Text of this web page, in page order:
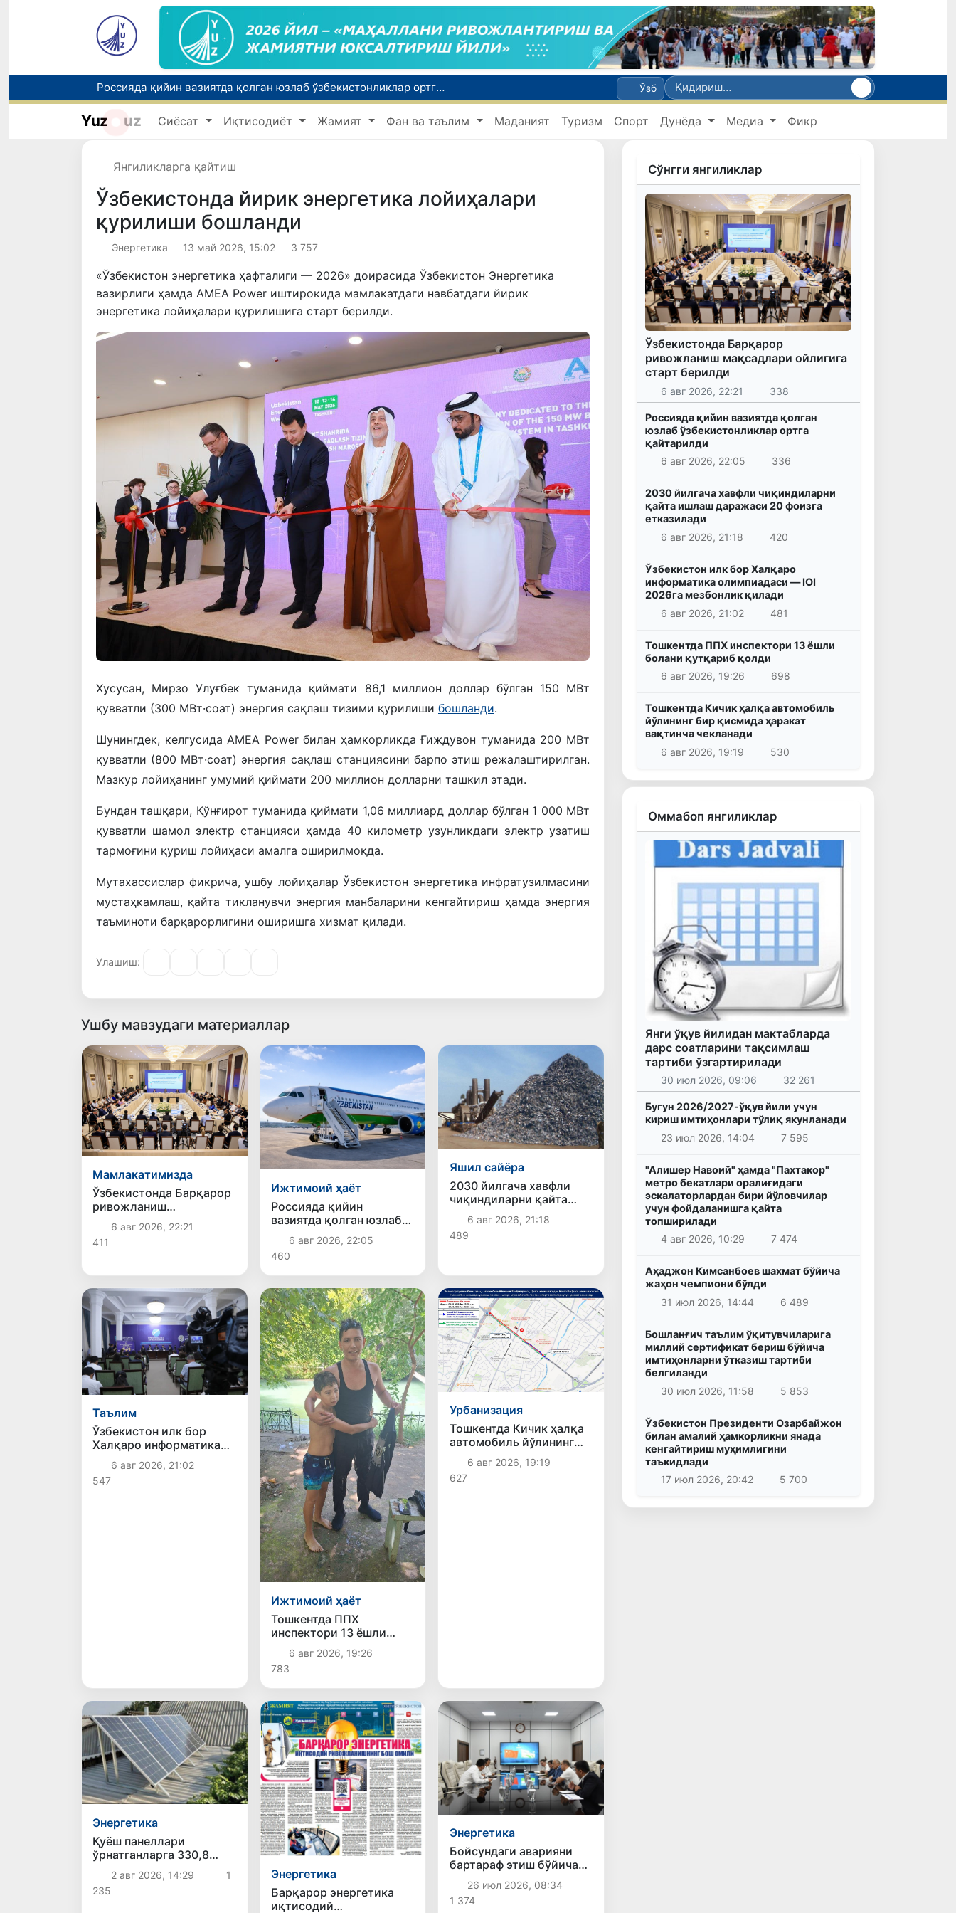
2030 йилгача хавфли чиқиндиларни қайта ишлаш даражаси 20 фоизга етказилади
Ўзбекистон илк бор Халқаро информатика олимпиадаси — IOI 2026га мезбонлик қилади
Тошкентда ППХ инспектори 13 ёшли болани қутқариб қолди
Ўзб
Yuz uz Сиёсат Иқтисодиёт Жамият Фан ва таълим Маданият Туризм Спорт Дунёда Медиа Фикр
Янгиликларга қайтиш
Ўзбекистонда йирик энергетика лойиҳалари
қурилиши бошланди
Энергетика 13 май 2026, 15:02 3 757
«Ўзбекистон энергетика ҳафталиги — 2026» доирасида Ўзбекистон Энергетика
вазирлиги ҳамда AMEA Power иштирокида мамлакатдаги навбатдаги йирик
энергетика лойиҳалари қурилишига старт берилди.
Хусусан, Мирзо Улуғбек туманида қиймати 86,1 миллион доллар бўлган 150 МВт
қувватли (300 МВт·соат) энергия сақлаш тизими қурилиши бошланди.
Шунингдек, келгусида AMEA Powerбилан ҳамкорликда Ғиждувон туманида 200 МВт
қувватли (800 МВт·соат) энергия сақлаш станциясини барпо этиш режалаштирилган.
Мазкур лойиҳанинг умумий қиймати 200 миллион долларни ташкил этади.
Бундан ташқари, Қўнғирот туманида қиймати 1,06 миллиард доллар бўлган 1 000 МВт
қувватли шамол электр станцияси ҳамда 40 километр узунликдаги электр узатиш
тармоғини қуриш лойиҳаси амалга оширилмоқда.
Мутахассислар фикрича, ушбу лойиҳалар Ўзбекистон энергетика инфратузилмасини
мустаҳкамлаш, қайта тикланувчи энергия манбаларини кенгайтириш ҳамда энергия
таъминоти барқарорлигини оширишга хизмат қилади.
Улашиш:
Ушбу мавзудаги материаллар
Мамлакатимизда
Ўзбекистонда Барқарор
ривожланиш
мақсадлари ойлигига
старт берилди
6 авг 2026, 22:21
411
Ижтимоий ҳаёт
Россияда қийин
вазиятда қолган юзлаб
ўзбекистонликлар ортга
қайтарилди
6 авг 2026, 22:05
460
Яшил сайёра
2030 йилгача хавфли
чиқиндиларни қайта
ишлаш даражаси 20
фоизга етказилади
6 авг 2026, 21:18
489
Таълим
Ўзбекистон илк бор
Халқаро информатика
олимпиадаси — IOI
2026га мезбонлик
қилади
6 авг 2026, 21:02
547
Ижтимоий ҳаёт
Тошкентда ППХ
инспектори 13 ёшли
болани қутқариб қолди
6 авг 2026, 19:26
783
Урбанизация
Тошкентда Кичик ҳалқа
автомобиль йўлининг
бир қисмида ҳаракат
вақтинча чекланади
6 авг 2026, 19:19
627
Энергетика
Қуёш панеллари
ўрнатганларга 330,8
млрд сўмдан зиёд
субсидия берилган
2 авг 2026, 14:29
1
235
Энергетика
Барқарор энергетика
иқтисодий
Энергетика
Бойсундаги аварияни
бартараф этиш бўйича
навбатдаги муҳим қадам
ташланмоқда
26 июл 2026, 08:34
1 374
Сўнгги янгиликлар
Ўзбекистонда Барқарор
ривожланиш мақсадлари ойлигига
старт берилди
6 авг 2026, 22:21 338
Россияда қийин вазиятда қолган
юзлаб ўзбекистонликлар ортга
қайтарилди
6 авг 2026, 22:05
336
2030 йилгача хавфли чиқиндиларни
қайта ишлаш даражаси 20 фоизга
етказилади
6 авг 2026, 21:18
420
Ўзбекистон илк бор Халқаро
информатика олимпиадаси — IOI
2026га мезбонлик қилади
6 авг 2026, 21:02
481
Тошкентда ППХ инспектори 13 ёшли
болани қутқариб қолди
6 авг 2026, 19:26
698
Тошкентда Кичик ҳалқа автомобиль
йўлининг бир қисмида ҳаракат
вақтинча чекланади
6 авг 2026, 19:19
530
Оммабоп янгиликлар
Янги ўқув йилидан мактабларда
дарс соатларини тақсимлаш
тартиби ўзгартирилади
30 июл 2026, 09:06 32 261
Бугун 2026/2027-ўқув йили учун
кириш имтиҳонлари тўлиқ якунланади
23 июл 2026, 14:04
7 595
"Алишер Навоий" ҳамда "Пахтакор"
метро бекатлари оралиғидаги
эскалаторлардан бири йўловчилар
учун фойдаланишга қайта
топширилади
4 авг 2026, 10:29
7 474
Аҳаджон Кимсанбоев шахмат бўйича
жаҳон чемпиони бўлди
31 июл 2026, 14:44
6 489
Бошланғич таълим ўқитувчиларига
миллий сертификат бериш бўйича
имтиҳонларни ўтказиш тартиби
белгиланди
30 июл 2026, 11:58
5 853
Ўзбекистон Президенти Озарбайжон
билан амалий ҳамкорликни янада
кенгайтириш муҳимлигини
таъкидлади
17 июл 2026, 20:42
5 700